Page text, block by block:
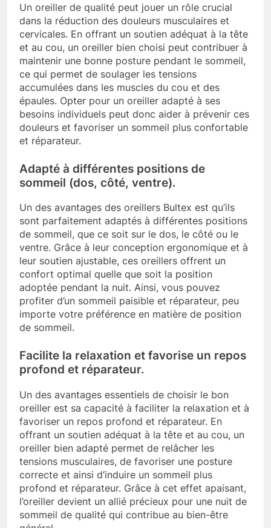
Un oreiller de qualité peut jouer un rôle crucial
dans la réduction des douleurs musculaires et
cervicales. En offrant un soutien adéquat à la tête
et au cou, un oreiller bien choisi peut contribuer à
maintenir une bonne posture pendant le sommeil,
ce qui permet de soulager les tensions
accumulées dans les muscles du cou et des
épaules. Opter pour un oreiller adapté à ses
besoins individuels peut donc aider à prévenir ces
douleurs et favoriser un sommeil plus confortable
et réparateur.
Adapté à différentes positions de
sommeil (dos, côté, ventre).
Un des avantages des oreillers Bultex est qu’ils
sont parfaitement adaptés à différentes positions
de sommeil, que ce soit sur le dos, le côté ou le
ventre. Grâce à leur conception ergonomique et à
leur soutien ajustable, ces oreillers offrent un
confort optimal quelle que soit la position
adoptée pendant la nuit. Ainsi, vous pouvez
profiter d’un sommeil paisible et réparateur, peu
importe votre préférence en matière de position
de sommeil.
Facilite la relaxation et favorise un repos
profond et réparateur.
Un des avantages essentiels de choisir le bon
oreiller est sa capacité à faciliter la relaxation et à
favoriser un repos profond et réparateur. En
offrant un soutien adéquat à la tête et au cou, un
oreiller bien adapté permet de relâcher les
tensions musculaires, de favoriser une posture
correcte et ainsi d’induire un sommeil plus
profond et réparateur. Grâce à cet effet apaisant,
l’oreiller devient un allié précieux pour une nuit de
sommeil de qualité qui contribue au bien-être